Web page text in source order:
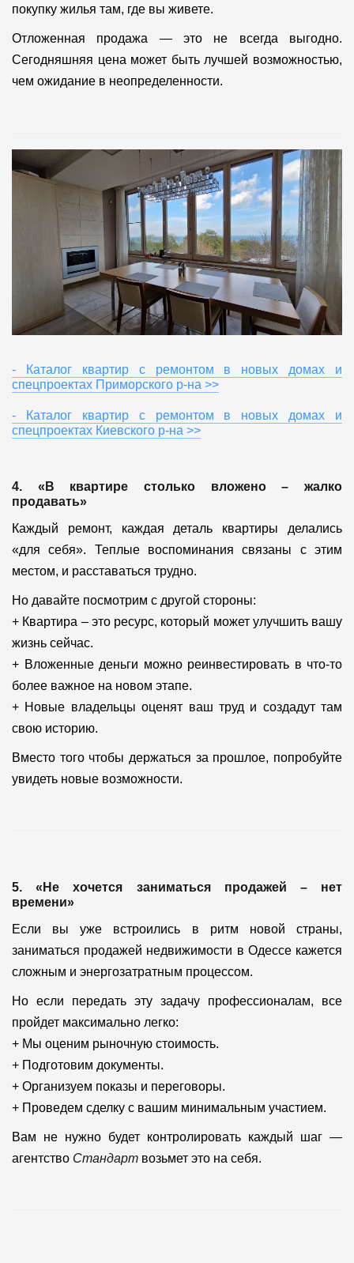
покупку жилья там, где вы живете.
Отложенная продажа — это не всегда выгодно.
Сегодняшняя цена может быть лучшей возможностью,
чем ожидание в неопределенности.
- Каталог квартир с ремонтом в новых домах и
спецпроектах Приморского р-на >>
- Каталог квартир с ремонтом в новых домах и
спецпроектах Киевского р-на >>
4. «В квартире столько вложено – жалко
продавать»
Каждый ремонт, каждая деталь квартиры делались
«для себя». Теплые воспоминания связаны с этим
местом, и расставаться трудно.
Но давайте посмотрим с другой стороны:
+ Квартира – это ресурс, который может улучшить вашу
жизнь сейчас.
+ Вложенные деньги можно реинвестировать в что-то
более важное на новом этапе.
+ Новые владельцы оценят ваш труд и создадут там
свою историю.
Вместо того чтобы держаться за прошлое, попробуйте
увидеть новые возможности.
5. «Не хочется заниматься продажей – нет
времени»
Если вы уже встроились в ритм новой страны,
заниматься продажей недвижимости в Одессе кажется
сложным и энергозатратным процессом.
Но если передать эту задачу профессионалам, все
пройдет максимально легко:
+ Мы оценим рыночную стоимость.
+ Подготовим документы.
+ Организуем показы и переговоры.
+ Проведем сделку с вашим минимальным участием.
Вам не нужно будет контролировать каждый шаг —
агентство Стандарт возьмет это на себя.